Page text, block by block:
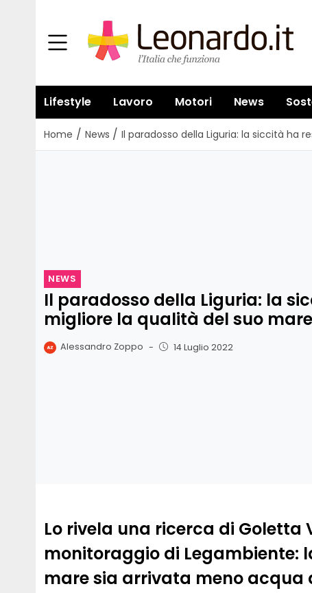
Lifestyle Lavoro Motori News
Home / News / Il paradosso della Liguria: la siccità ha
NEWS
Il paradosso della Liguria: la
migliore la qualità del suo mare
Alessandro Zoppo - 14 Luglio 2022
Lo rivela una ricerca di
monitoraggio di Legambiente:
mare sia arrivata meno acqua